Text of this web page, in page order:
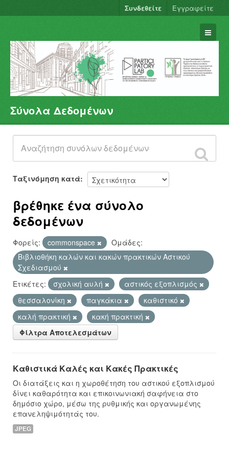
Συνδεθείτε Εγγραφείτε
Σύνολα Δεδομένων
Φορείς
Ομάδες
Σχετικά
Σύνολα Δεδομένων
Ταξινόμηση κατά
βρέθηκε ένα σύνολο
δεδομένων
Φορείς: commonspace
Ομάδες:
Βιβλιοθήκη καλών και κακών πρακτικών Αστικού
Σχεδιασμού
Ετικέτες:
σχολική αυλή
αστικός εξοπλισμός
θεσσαλονίκη
παγκάκια
καθιστικό
καλή πρακτική
κακή πρακτική
Φίλτρα Αποτελεσμάτων
Καθιστικά Καλές και Κακές Πρακτικές
Οι διατάξεις και η χωροθέτηση του αστικού εξοπλισμού
δίνει καθαρότητα και επικοινωνιακή σαφήνεια στο
δημόσιο χώρο, μέσω της ρυθμικής και οργανωμένης
επανεληψιμότητάς του.
JPEG